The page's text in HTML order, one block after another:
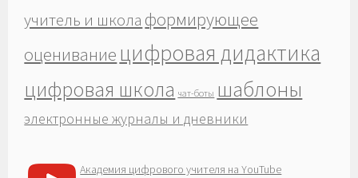
учитель и школа формирующее
оценивание цифровая дидактика
цифровая школа чат-боты шаблоны
электронные журналы и дневники
Академия цифрового учителя на YouTube